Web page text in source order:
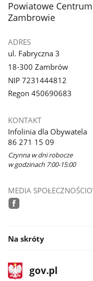
stopka
Powiatowe
Zambrowie
ADRES
ul. Fabryczna 3
18-300 Zambrów
NIP 7231444812
Regon 450690683
KONTAKT
Infolinia dla Obywatela
86 271 15 09
Czynna w dni robocze
w godzinach 7:00-15:00
MEDIA
Na skróty
stopka
gov.plStrona
gov.pl